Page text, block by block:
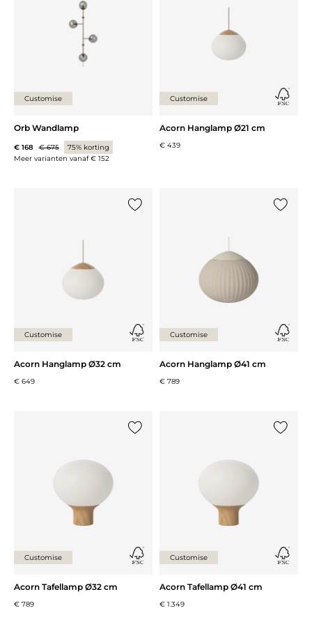
Customise
Orb Wandlamp
€ 168 € 675
75% korting
Meer varianten vanaf€ 152
Customise
Acorn Hanglamp Ø21 cm
€ 439
Customise
Acorn Hanglamp Ø32 cm
€ 649
Customise
Acorn Hanglamp Ø41 cm
€ 789
Customise
Acorn Tafellamp Ø32 cm
€ 789
Customise
Acorn Tafellamp Ø41 cm
€ 1.349